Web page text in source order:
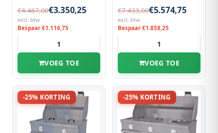
€4.467,00€3.350,25
excl. btw
Bespaar €1.116,75
VOEG TOE
€7.433,00€5.574,75
excl. btw
Bespaar €1.858,25
VOEG TOE
-25% KORTING -25% KORTING